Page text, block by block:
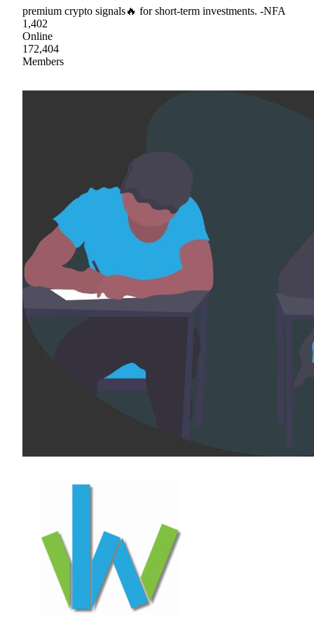
premium crypto signals🔥 for short-term investments. -NFA
1,402
Online
172,404
Members